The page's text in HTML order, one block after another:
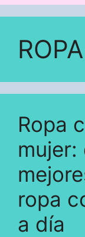
ROPA
Ropa
mujer:
ropa
a día